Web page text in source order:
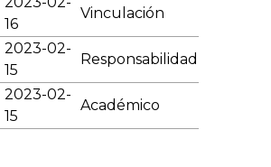
16
Vinculación
2023-02-
15
Responsabilidad
2023-02-
15
Académico